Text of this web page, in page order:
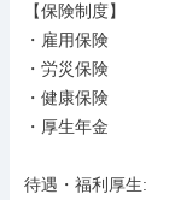
【保険制度】
・雇用保険
・労災保険
・健康保険
・厚生年金
待遇・福利厚生: